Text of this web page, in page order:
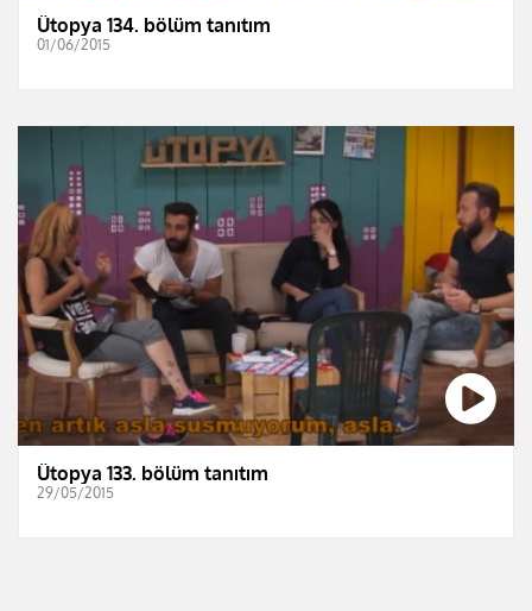
Ütopya 134. bölüm tanıtım
01/06/2015
Ütopya 133. bölüm tanıtım
29/05/2015